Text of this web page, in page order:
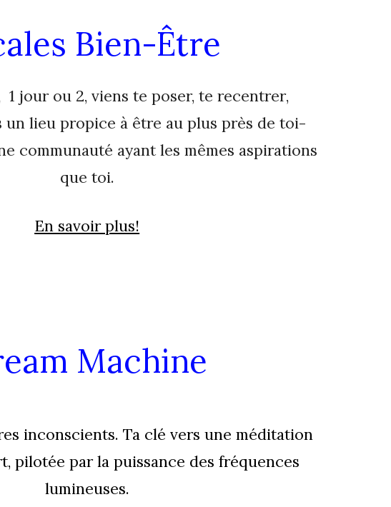
Bien-Être
1 jour ou 2,viens te poser, te recentrer,
un lieu propice à être au plus près de toi-
communauté ayant les mêmes aspirations
que toi.
En savoir plus!
Machine
inconscients.Ta clé vers une méditation
pilotée par la puissance des fréquences
lumineuses.